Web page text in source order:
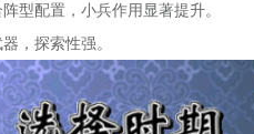
型配置，小兵作用显著提升。
，探索性强。